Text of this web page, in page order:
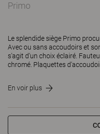
Primo
Le splendide siège Primo
Avec ou sans accoudoirs et
s'agit d'un choix éclairé.
chromé. Plaquettes
En voir plus